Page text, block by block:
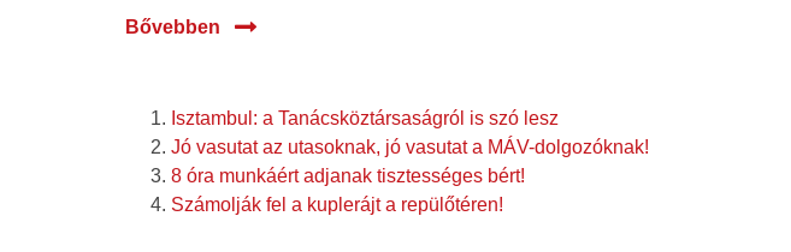
Bővebben
Isztambul: a Tanácsköztársaságról is szó lesz
Jó vasutat az utasoknak, jó vasutat a MÁV-dolgozóknak!
8 óra munkáért adjanak tisztességes bért!
Számolják fel a kuplerájt a repülőtéren!